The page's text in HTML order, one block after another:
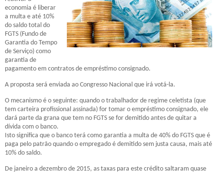
economia é liberar
a multa e até 10%
do saldo total do
FGTS (Fundo de
Garantia do Tempo
de Serviço) como
garantia de
pagamento em contratos de empréstimo consignado.
A proposta será enviada ao Congresso Nacional que irá votá-la.
O mecanismo é o seguinte: quando o trabalhador de regime celetista (que
tem carteira profissional assinada) for tomar o empréstimo consignado, ele
dará parte da grana que tem no FGTS se for demitido antes de quitar a
dívida com o banco.
Isto significa que o banco terá como garantia a multa de 40% do FGTS que é
paga pelo patrão quando o empregado é demitido sem justa causa, mais até
10% do saldo.
De janeiro a dezembro de 2015, as taxas para este crédito saltaram quase